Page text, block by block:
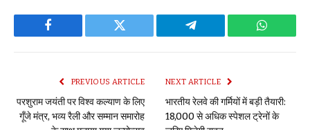
Facebook Twitter Telegram
PREVIOUS ARTICLE
परशुराम जयंती पर विश्व कल्याण के लिए
गूँजे मंत्र, भव्य रैली और सम्मान समारोह
NEXT ARTICLE
भारतीय रेलवे की गर्मियों में बड़ी तैयारी:
18,000 से अधिक स्पेशल ट्रेनों के